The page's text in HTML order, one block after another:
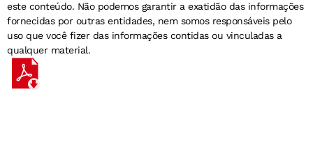
este conteúdo. Não podemos garantir a exatidão das informações
fornecidas por outras entidades, nem somos responsáveis pelo
uso que você fizer das informações contidas ou vinculadas a
qualquer material.